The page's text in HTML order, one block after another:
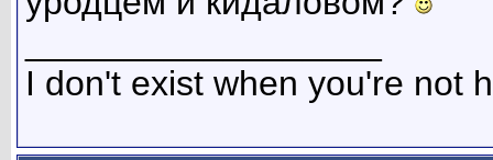
I don't exist when you're not